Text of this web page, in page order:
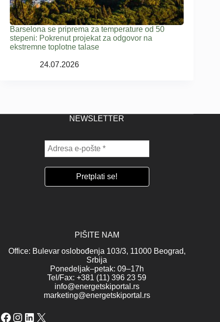
Barselona se priprema za temperature od 50
stepeni: Pokrenut projekat za odgovor na
ekstremne toplotne talase
24.07.2026
NEWSLETTER
PIŠITE NAM
Office: Bulevar oslobođenja 103/3, 11000 Beograd,
Srbija
Ponedeljak–petak: 09–17h
Tel/Fax: +381 (11) 396 23 59
info@energetskiportal.rs
marketing@energetskiportal.rs
Facebook
Instagram
LinkedIn
X